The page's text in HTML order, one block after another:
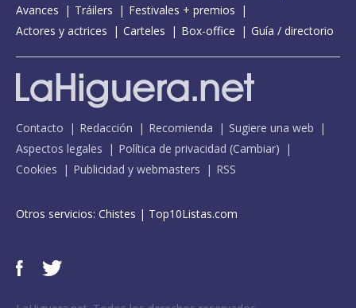
Avances
Tráilers
Festivales + premios
Actores y actrices
Carteles Box-office Guía / directorio
Contacto Redacción Recomienda
Sugiere una web
Aspectos legales
Política de privacidad (Cambiar)
Cookies
Publicidad y webmasters RSS
Otros servicios: Chistes | Top10Listas.com